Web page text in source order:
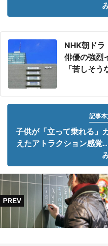
NHK朝ドラ
俳優の強烈
「苦しそ
記事
子供が「立って乗れる
えたアトラクション感覚